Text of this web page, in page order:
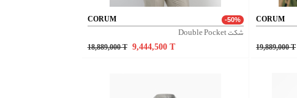
CORUM -50%
شکت Double Pocket
18,889,000T 9,444,500 T
CORUM
19,889,000T